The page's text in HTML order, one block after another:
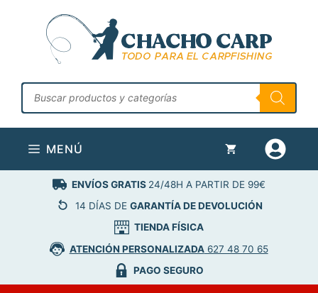
contenido
Búsqueda
de
productos
MENÚ
ENVÍOS GRATIS 24/48H A PARTIR DE 99€
14 DÍAS DE GARANTÍA DE DEVOLUCIÓN
TIENDA FÍSICA
ATENCIÓN PERSONALIZADA627 48 70 65
PAGO SEGURO